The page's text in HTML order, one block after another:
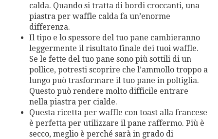
calda. Quando si tratta di bordi croccanti, una
piastra per waffle calda fa un’enorme
differenza.
Il tipo e lo spessore del tuo pane cambieranno
leggermente il risultato finale dei tuoi waffle.
Se le fette del tuo pane sono più sottili di un
pollice, potresti scoprire che l’ammollo troppo a
lungo può trasformare il tuo pane in poltiglia.
Questo può rendere molto difficile entrare
nella piastra per cialde.
Questa ricetta per waffle con toast alla francese
è perfetta per utilizzare il pane raffermo. Più è
secco, meglio è perché sarà in grado di